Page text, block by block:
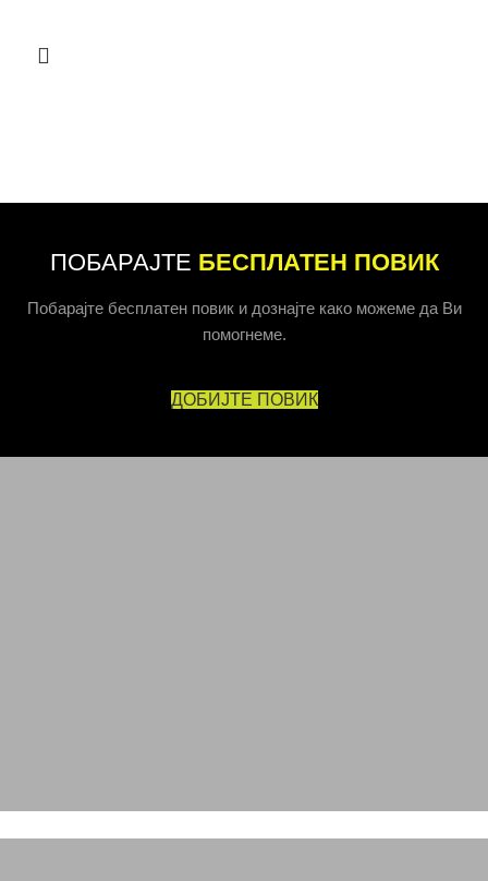
ПОБАРАЈТЕ БЕСПЛАТЕН ПОВИК
Побарајте бесплатен повик и дознајте како можеме да Ви
помогнеме.
ДОБИЈТЕ ПОВИК